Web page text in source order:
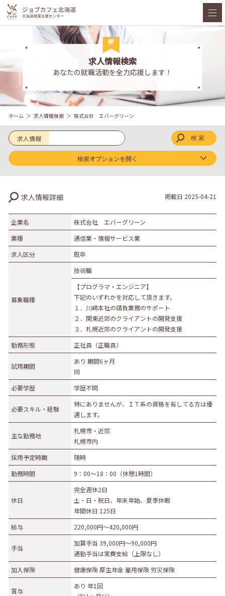
求人情報検索
あなたの就職活動を全力応援します！
ホーム 求人情報検索 株式会社 エバーグリーン
求人情報
検索オプションを開く
業種
農林水産業
建設業
食品製造業
その他の製造業
通信業・情報サービス業
運輸業
卸売・小売業
百貨店・スーパーマーケット
自動車販売・修理
衣服等身の回り品小売業
医薬品小売業
教育・学習支援業
宿泊業
その他サービス
社会福祉・介護事業
その他
募集職種
技能職
サービス職 その他
勤務形態
正社員（正職員） 契約 公務員
団体職員
その他
勤務地
札幌市・近郊 函館市・近郊
求人情報詳細 掲載日 2025-04-21
企業名
株式会社 エバーグリーン
業種
通信業・情報サービス業
求人区分
既卒
募集職種
技術職
【プログラマ・エンジニア】
下記のいずれかを対応して頂きます。
１．川崎本社の請負業務のサポート
２．関東近郊のクライアントの開発支援
３．札幌近郊のクライアントの開発支援
勤務形態
正社員（正職員）
試用期間
あり 期間6ヶ月
同
必要学歴
学歴不問
必要スキル・経験
特にありませんが、ＩＴ系の資格を有してる方は優
遇します。
主な勤務地
札幌市・近郊
札幌市内
採用予定時期
随時
勤務時間
9：00～18：00（休憩1時間）
休日
完全週休2日
土・日・祝日、年末年始、夏季休暇
年間休日 125日
給与
220,000円〜420,000円
手当
加算手当 39,000円〜90,000円
通勤手当は実費支給（上限なし）
加入保険
健康保険 厚生年金 雇用保険 労災保険
賞与
あり 年1回